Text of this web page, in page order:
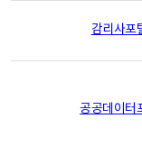
감리사포
공공데이터